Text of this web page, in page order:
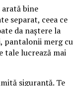
bine
separat, ceea ce
da naștere la
pantalonii merg cu
tale lucrează mai
siguranță. Te